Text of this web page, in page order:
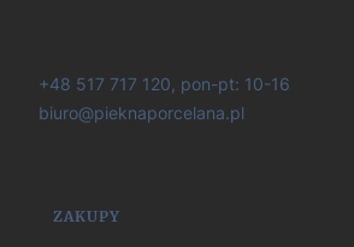
+48 517 717 120, pon-pt: 10-16
biuro@pieknaporcelana.pl
Linki w stopce
ZAKUPY